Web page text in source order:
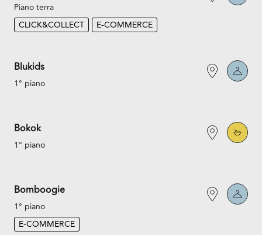
Piano terra
CLICK&COLLECT
E-COMMERCE
Blukids
1° piano
Bokok
1° piano
Bomboogie
1° piano
E-COMMERCE